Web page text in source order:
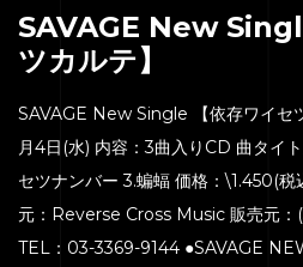
SAVAGE New
ツカルテ】
SAVAGE New Single 【依存ワイセ
月4日(水) 内容：3曲入りCD 曲タイ
セツナンバー 3.蝙蝠 価格：\1.450(
元：Reverse Cross Music 販売元：
TEL：03-3369-9144 ●SAVAGE